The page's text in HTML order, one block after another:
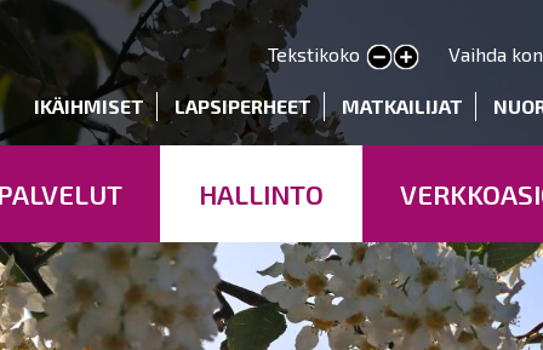
Hyppää
pääsisältöön
Tekstikoko
Pienennä tekstin kokoa
Suurenna tekstin kokoa Vaihda
IKÄIHMISET LAPSIPERHEET MATKAILIJAT
PALVELUT HALLINTO